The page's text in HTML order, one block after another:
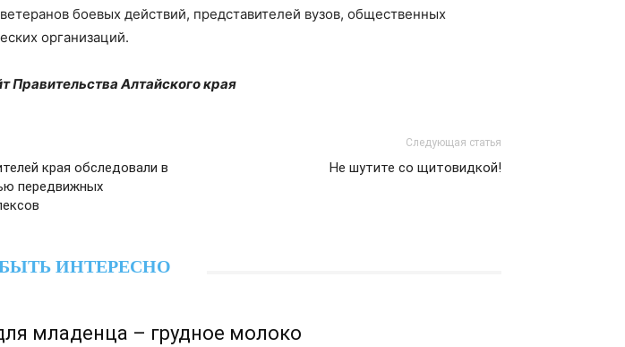
боевых действий, представителей вузов, общественных
организаций.
Правительства Алтайского края
края обследовали в
передвижных
Следующая статья
Не шутите со щитовидкой!
ИНТЕРЕСНО
младенца – грудное молоко